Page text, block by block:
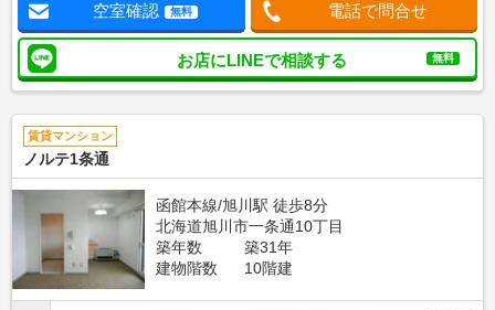
空室確認 無料 電話で問合せ
お店にLINEで相談する 無料
賃貸マンション
ノルテ1条通
函館本線/旭川駅 徒歩8分
北海道旭川市一条通10丁目
築年数
築31年
建物階数
10階建